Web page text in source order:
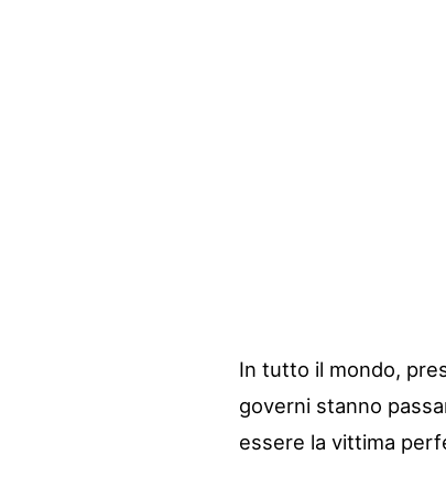
In tutto il mondo,
governi stanno
essere la vittima